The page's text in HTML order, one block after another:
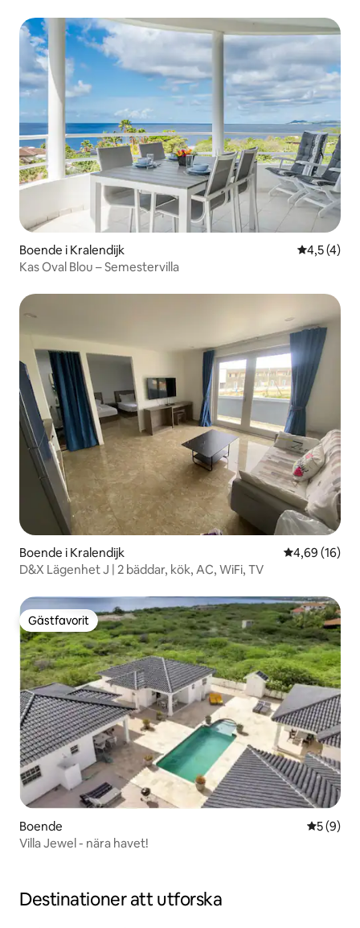
Boende i Kralendijk 4,5 av 5 i
4,5 (4)
Kas Oval Blou – Semestervilla
Boende i Kralendijk 4,69 av 5 i
4,69 (16)
D&X Lägenhet J | 2 bäddar, kök, AC, WiFi, TV
Gästfavorit
Gästfavorit
Boende 5 av 5 i
5 (9)
Villa Jewel - nära havet!
Destinationer att utforska